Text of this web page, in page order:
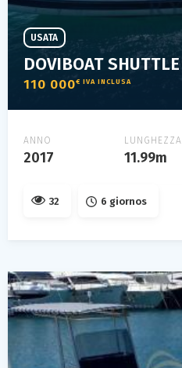
110 000€ IVA INCLUSA
USATA
ANNO
2017
LUNGHEZZA
11.99m
32 6 giornos